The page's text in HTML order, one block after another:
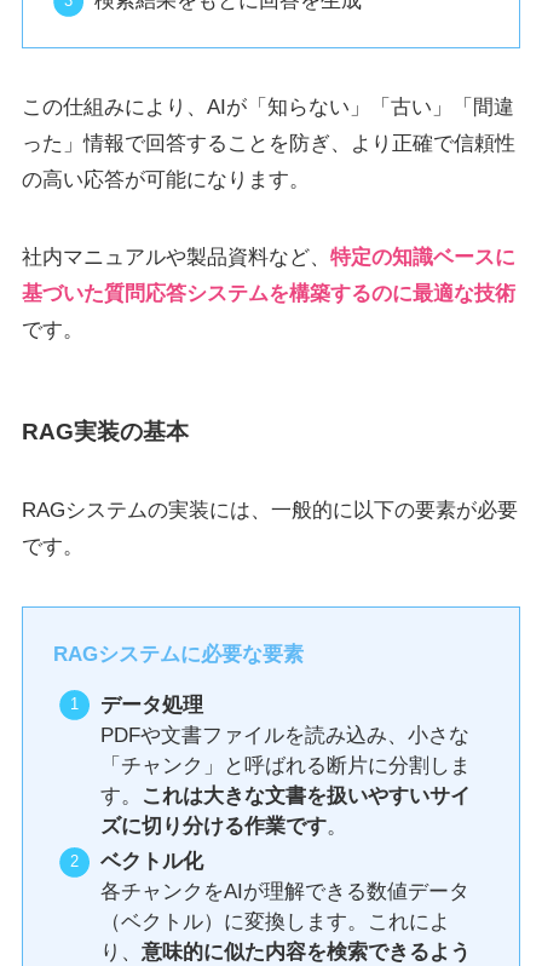
この仕組みにより、AIが「知らない」「古い」「間違
った」情報で回答することを防ぎ、より正確で信頼性
の高い応答が可能になります。
社内マニュアルや製品資料など、 特定の知識ベースに
基づいた質問応答システムを構築するのに最適な技術
です。
RAG実装の基本
RAGシステムの実装には、一般的に以下の要素が必要
です。
RAGシステムに必要な要素
データ処理
PDFや文書ファイルを読み込み、小さな
「チャンク」と呼ばれる断片に分割しま
す。
これは大きな文書を扱いやすいサイ
ズに切り分ける作業です。
ベクトル化
各チャンクをAIが理解できる数値データ
（ベクトル）に変換します。これによ
り、 意味的に似た内容を検索できるよう